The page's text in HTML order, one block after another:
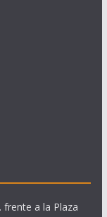
frente a la Plaza